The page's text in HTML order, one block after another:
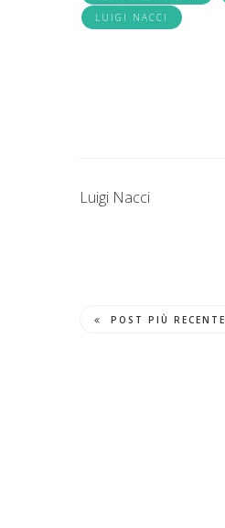
LUIGI NACCI
Luigi Nacci
POST PIÙ RECENTE